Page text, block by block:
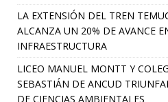
LA EXTENSIÓN DEL TREN
ALCANZA UN 20% DE AVANCE
INFRAESTRUCTURA
LICEO MANUEL MONTT Y
SEBASTIÁN DE ANCUD
DE CIENCIAS AMBIENTALES